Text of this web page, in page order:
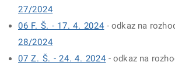
27/2024
06 F. Š. - 17. 4. 2024 - odkaz na
28/2024
07 Z. Š. - 24. 4. 2024 - odkaz na